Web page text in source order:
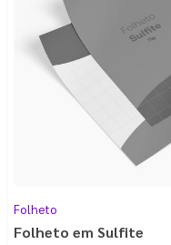
Folheto
Folheto em Sulfite